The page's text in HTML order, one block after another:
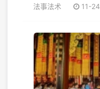
法事法术 11-24